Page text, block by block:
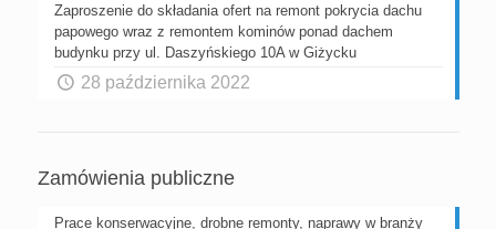
Zaproszenie do składania ofert na remont pokrycia dachu
papowego wraz z remontem kominów ponad dachem
budynku przy ul. Daszyńskiego 10A w Giżycku
28 października 2022
Zamówienia publiczne
Prace konserwacyjne, drobne remonty, naprawy w branży